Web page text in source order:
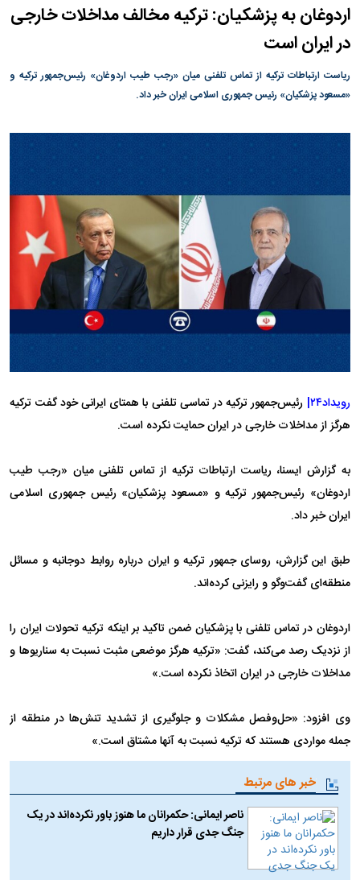
اردوغان به پزشکیان: ترکیه مخالف مداخلات خارجی
در ایران است
ریاست ارتباطات ترکیه از تماس تلفنی میان «رجب طیب اردوغان» رئیس‌جمهور ترکیه و
«مسعود پزشکیان» رئیس‌ جمهوری اسلامی ایران خبر داد.
رویداد۲۴|
رئیس‌جمهور ترکیه در تماسی تلفنی با همتای ایرانی خود گفت ترکیه
هرگز از مداخلات خارجی در ایران حمایت نکرده است.
به گزارش ایسنا، ریاست ارتباطات ترکیه از تماس تلفنی میان «رجب طیب
اردوغان» رئیس‌جمهور ترکیه و «مسعود پزشکیان» رئیس‌ جمهوری اسلامی
ایران خبر داد.
طبق این گزارش، روسای جمهور ترکیه و ایران درباره روابط دوجانبه و مسائل
منطقه‌ای گفت‌وگو و رایزنی کرده‌اند.
اردوغان در تماس تلفنی با پزشکیان ضمن تاکید بر اینکه ترکیه تحولات ایران را
از نزدیک رصد می‌کند، گفت: «ترکیه هرگز موضعی مثبت نسبت به سناریوها و
مداخلات خارجی در ایران اتخاذ نکرده است.»
وی افزود: «حل‌وفصل مشکلات و جلوگیری از تشدید تنش‌ها در منطقه از
جمله مواردی هستند که ترکیه نسبت به آنها مشتاق است.»
خبر های مرتبط
ناصر ایمانی: حکمرانان ما هنوز باور نکرده‌اند در یک
جنگ جدی قرار داریم